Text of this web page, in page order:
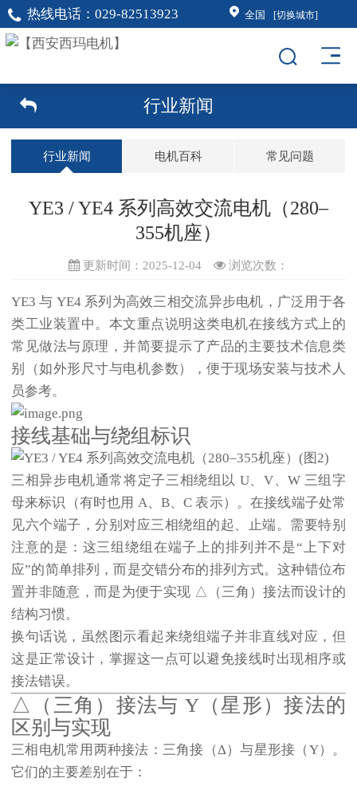
热线电话： 029-82513923 全国 [切换城市]
行业新闻
行业新闻 电机百科 常见问题
YE3 / YE4 系列高效交流电机（280–
355机座）
更新时间：2025-12-04 浏览次数：
YE3 与 YE4 系列为高效三相交流异步电机 ，广泛用于各
类工业装置中。本文重点说明这类电机在接线方式上的
常见做法与原理，并简要提示了产品的主要技术信息类
别（如外形尺寸与电机参数），便于现场安装与技术人
员参考。
接线基础与绕组标识
三相异步电机通常将定子三相绕组以 U、V、W 三组字
母来标识（有时也用 A、B、C 表示）。在接线端子处常
见六个端子，分别对应三相绕组的起、止端。需要特别
注意的是：这三组绕组在端子上的排列并不是“上下对
应”的简单排列，而是交错分布的排列方式。这种错位布
置并非随意，而是为便于实现 △（三角）接法而设计的
结构习惯。
换句话说，虽然图示看起来绕组端子并非直线对应，但
这是正常设计，掌握这一点可以避免接线时出现相序或
接法错误。
△（三角）接法与 Y（星形）接法的
区别与实现
三相电机常用两种接法：三角接（Δ）与星形接（Y）。
它们的主要差别在于：